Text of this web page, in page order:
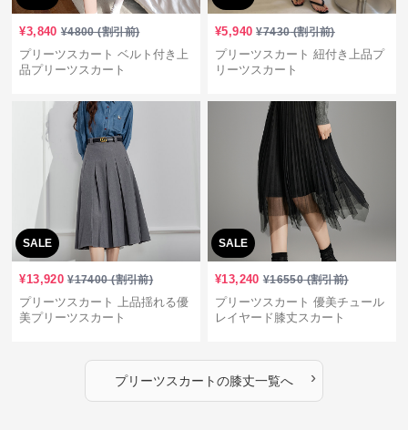
¥3,840 ¥4800(割引前)
プリーツスカート ベルト付き上
品プリーツスカート
¥5,940 ¥7430(割引前)
プリーツスカート 紐付き上品プ
リーツスカート
SALE
¥13,920 ¥17400(割引前)
プリーツスカート 上品揺れる優
美プリーツスカート
SALE
¥13,240 ¥16550(割引前)
プリーツスカート 優美チュール
レイヤード膝丈スカート
プリーツスカートの膝丈一覧へ ›